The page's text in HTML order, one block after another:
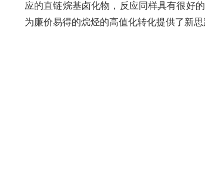
应的直链烷基卤化物，反应同样具有很好
为廉价易得的烷烃的高值化转化提供了新思